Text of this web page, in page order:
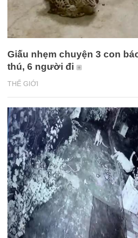
THẾ GIỚI
Giấu nhẹm chuyện 3 con
thú, 6 người đi